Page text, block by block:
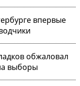
впервые
обжаловал
выборы